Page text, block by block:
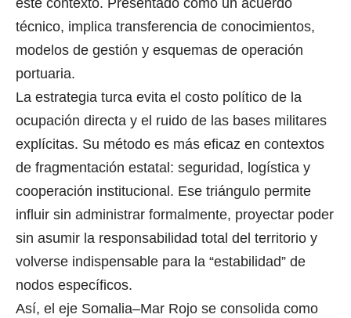
este contexto. Presentado como un acuerdo
técnico, implica transferencia de conocimientos,
modelos de gestión y esquemas de operación
portuaria.
La estrategia turca evita el costo político de la
ocupación directa y el ruido de las bases militares
explícitas. Su método es más eficaz en contextos
de fragmentación estatal: seguridad, logística y
cooperación institucional. Ese triángulo permite
influir sin administrar formalmente, proyectar poder
sin asumir la responsabilidad total del territorio y
volverse indispensable para la “estabilidad” de
nodos específicos.
Así, el eje Somalia–Mar Rojo se consolida como